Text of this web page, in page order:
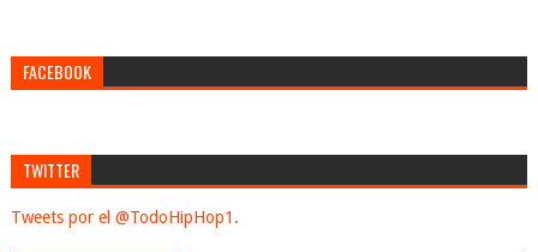
FACEBOOK
TWITTER
Tweets por el @TodoHipHop1.